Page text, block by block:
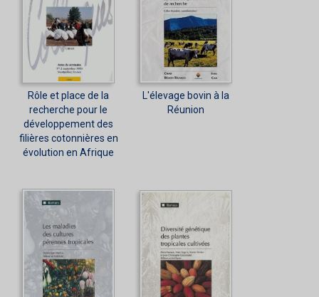
Rôle et place de la
recherche pour le
développement des
filières cotonnières en
évolution en Afrique
L'élevage bovin à la
Réunion